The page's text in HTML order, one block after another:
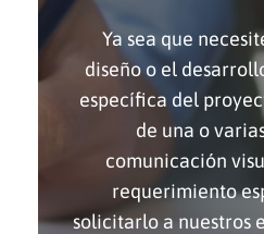
Ya sea que
diseño o el
específica del
de una o
comunicación
requerimiento
solicitarlo a nuestros